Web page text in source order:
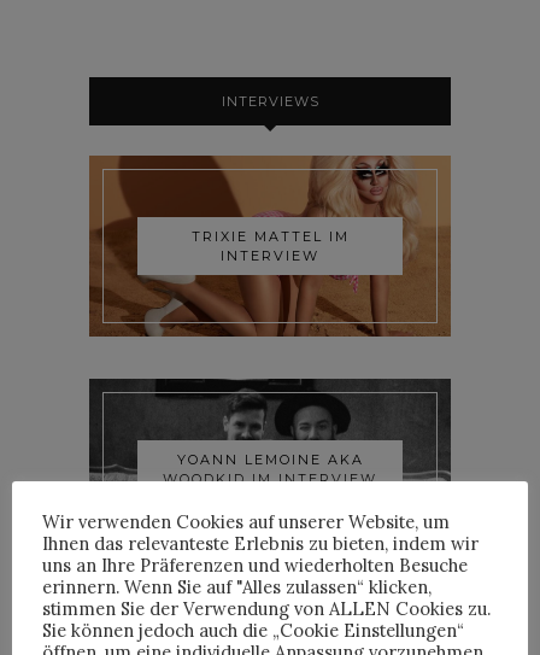
INTERVIEWS
TRIXIE MATTEL IM
INTERVIEW
YOANN LEMOINE AKA
WOODKID IM INTERVIEW
Wir verwenden Cookies auf unserer Website, um
Ihnen das relevanteste Erlebnis zu bieten, indem wir
uns an Ihre Präferenzen und wiederholten Besuche
erinnern. Wenn Sie auf "Alles zulassen“ klicken,
stimmen Sie der Verwendung von ALLEN Cookies zu.
Sie können jedoch auch die „Cookie Einstellungen“